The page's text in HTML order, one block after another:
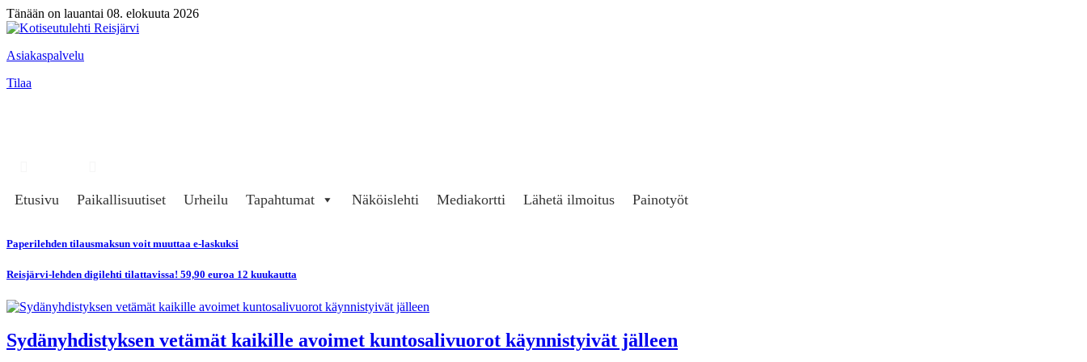
Tänään on lauantai 08. elokuuta 2026
Asiakaspalvelu
Tilaa
Etusivu
Paikallisuutiset Urheilu Tapahtumat Näköislehti Mediakortti Lähetä ilmoitus Painotyöt
Paperilehden tilausmaksun voit muuttaa e-laskuksi
Reisjärvi-lehden digilehti tilattavissa! 59,90 euroa 12 kuukautta
Sydänyhdistyksen vetämät kaikille avoimet kuntosalivuorot käynnistyivät jälleen